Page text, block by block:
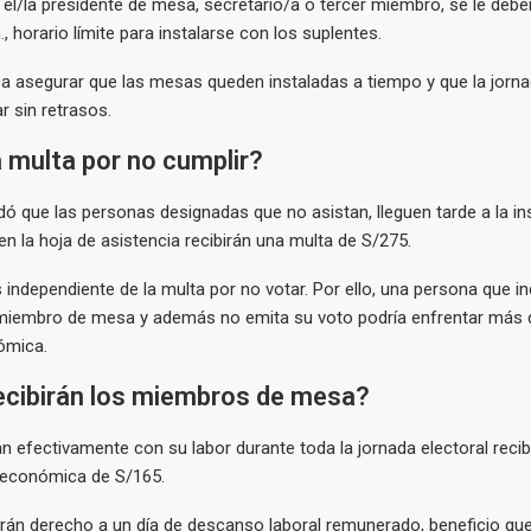
la presidente de mesa, secretario/a o tercer miembro, se le
horario límite para instalarse con los suplentes.
asegurar que las mesas queden instaladas a tiempo y que la
sin retrasos.
multa por no cumplir?
que las personas designadas que no asistan, lleguen tarde a la
la hoja de asistencia recibirán una multa de S/275.
de la multa por no votar. Por ello, una persona que
de mesa y además no emita su voto podría enfrentar más
los miembros de mesa?
efectivamente con su labor durante toda la jornada electoral
de S/165.
derecho a un día de descanso laboral remunerado, beneficio